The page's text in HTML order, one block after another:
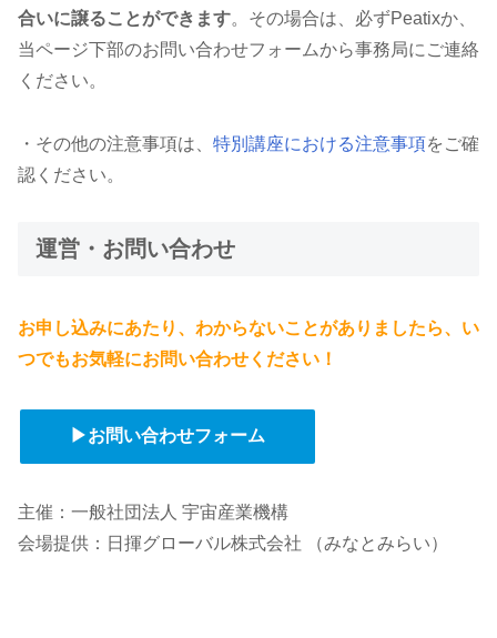
合いに譲ることができます。その場合は、必ずPeatixか、
当ページ下部のお問い合わせフォームから事務局にご連絡
ください。
・その他の注意事項は、 特別講座における注意事項をご確
認ください。
運営・お問い合わせ
お申し込みにあたり、わからないことがありましたら、い
つでもお気軽にお問い合わせください！
▶お問い合わせフォーム
主催：一般社団法人 宇宙産業機構
会場提供：日揮グローバル株式会社 （みなとみらい）